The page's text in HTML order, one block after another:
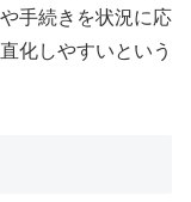
手続きを状況に応
化しやすいという